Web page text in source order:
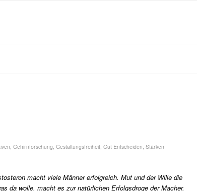
, Gehirnforschung, Gestaltungsfreiheit, Gut Entscheiden, Stärken
macht viele Männer erfolgreich. Mut und der Wille die
da wolle, macht es zur natürlichen Erfolgsdroge der Macher.